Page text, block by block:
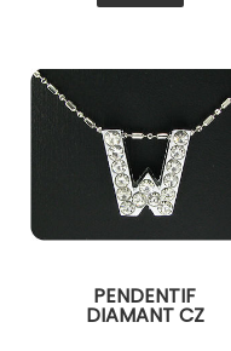
PENDENTIF
DIAMANT CZ